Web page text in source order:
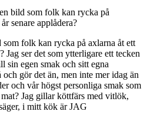
bild som folk kan rycka på
senare applådera?
folk kan rycka på axlarna åt ett
Jag ser det som ytterligare ett tecken
sin egen smak och sitt egna
gör det än, men inte mer idag än
och vår högst personliga smak som
Jag gillar köttfärs med vitlök,
i mitt kök är JAG